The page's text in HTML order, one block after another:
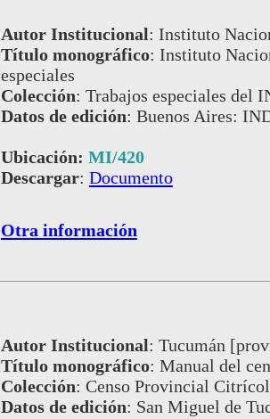
Autor Institucional: Instituto
Título monográfico: Instituto
especiales
Colección: Trabajos especiales del
Datos de edición: Buenos Aires:
Ubicación: MI/420
Descargar: Documento
Otra información
Autor Institucional: Tucumán
Título monográfico: Manual del
Colección: Censo Provincial
Datos de edición: San Miguel de